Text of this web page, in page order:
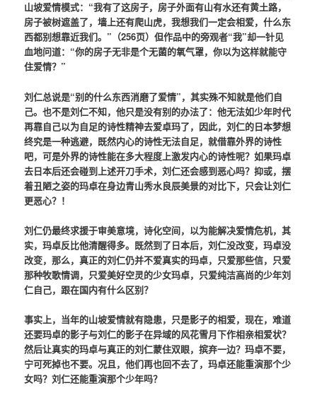
山坡爱情模式：“我有了这房子，房子外面有山有水还有黄土路，
房子被树遮盖了，墙上还有爬山虎，我想我们一定会相爱，什么东
西都别想靠近我们。”（256页）但作品中的旁观者“我”却一针见
血地问道：“你的房子无非是个无菌的氧气罩，你以为这样就能守
住爱情？”
刘仁总说是“别的什么东西消磨了爱情”，其实殊不知就是他们自
己。也不是刘仁不知，他只是没有别的办法了：他无法如少年时代
再靠自己以为自足的诗性精神去爱卓玛了，因此，刘仁的日本梦想
终究是一种逃避，既然内心的诗性无法自足，就借靠外界的诗性
吧，可是外界的诗性能在多大程度上激发内心的诗性呢？如果玛卓
去日本后还会碰到上述开刀手术，刘仁还会感到恶心吗？抑或，摆
着丑陋之姿的玛卓在身边青山秀水良辰美景的对比下，只会让刘仁
更恶心？！
刘仁仍最终求援于审美意境，诗化空间，以为能解决爱情危机，其
实，玛卓反比他清醒得多。既然到了日本后，刘仁没改变，玛卓没
改变，那么，真正的刘仁仍并不爱真实的玛卓，只爱那些信，只爱
那种牧歌情调，只爱美好空灵的少女玛卓，只爱纯洁高尚的少年刘
仁自己，跟在国内有什么区别？
事实上，当年的山坡爱情就有隐患，只是影子的相爱，现在，难道
还要玛卓的影子与刘仁的影子在异域的风花雪月下作相亲相爱状？
然后让真实的玛卓与真正的刘仁蒙住双眼，摈弃一边？玛卓不要，
宁可死掉也不要。况且，他们再也回不去了，玛卓还能重演那个少
女吗？刘仁还能重演那个少年吗？